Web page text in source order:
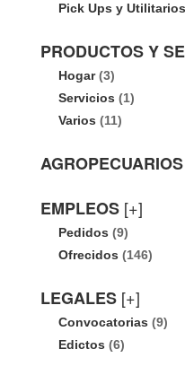
Pick Ups y Utilitarios
PRODUCTOS Y
Hogar(3)
Servicios (1)
Varios (11)
AGROPECUARIOS
EMPLEOS [+]
Pedidos (9)
Ofrecidos (146)
LEGALES [+]
Convocatorias (9)
Edictos (6)